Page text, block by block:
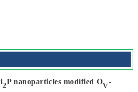
2P nanoparticles modified OV-